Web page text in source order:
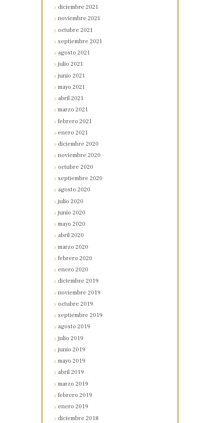
diciembre2021
noviembre2021
octubre2021
septiembre2021
agosto2021
julio2021
junio2021
mayo2021
abril2021
marzo2021
febrero2021
enero2021
diciembre2020
noviembre2020
octubre2020
septiembre2020
agosto2020
julio2020
junio2020
mayo2020
abril2020
marzo2020
febrero2020
enero2020
diciembre2019
noviembre2019
octubre2019
septiembre2019
agosto2019
julio2019
junio2019
mayo2019
abril2019
marzo2019
febrero2019
enero2019
diciembre2018